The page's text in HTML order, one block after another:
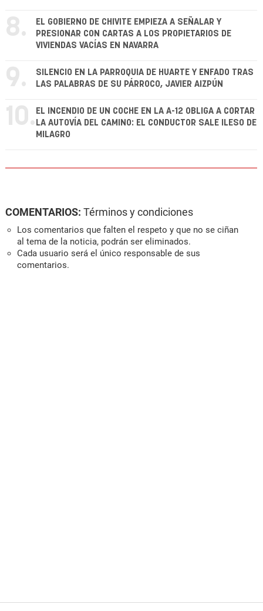
8.
EL GOBIERNO DE CHIVITE EMPIEZA A SEÑALAR Y
PRESIONAR CON CARTAS A LOS PROPIETARIOS DE
VIVIENDAS VACÍAS EN NAVARRA
9.
SILENCIO EN LA PARROQUIA DE HUARTE Y ENFADO TRAS
LAS PALABRAS DE SU PÁRROCO, JAVIER AIZPÚN
10. EL INCENDIO DE UN COCHE EN LA A-12 OBLIGA A CORTAR
LA AUTOVÍA DEL CAMINO: EL CONDUCTOR SALE ILESO DE
MILAGRO
COMENTARIOS: Términos y condiciones
Los comentarios que falten el respeto y que no se ciñan
al tema de la noticia, podrán ser eliminados.
Cada usuario será el único responsable de sus
comentarios.